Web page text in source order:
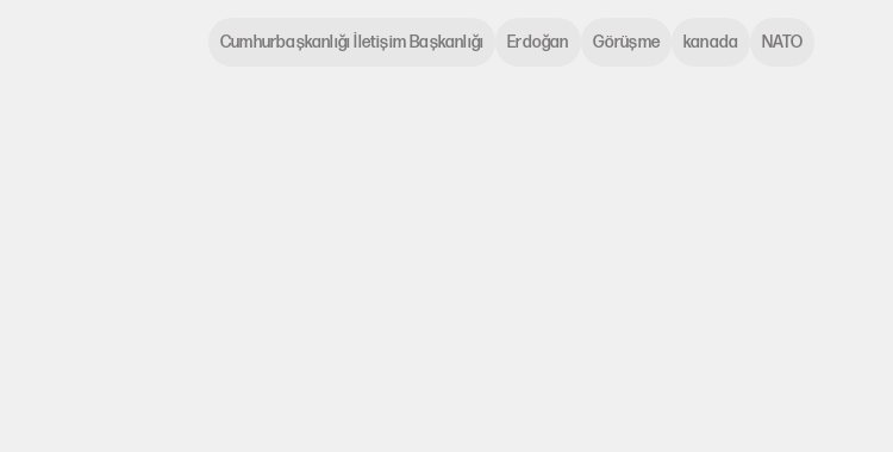
Cumhurbaşkanlığı İletişim Başkanlığı Erdoğan Görüşme kanada NATO